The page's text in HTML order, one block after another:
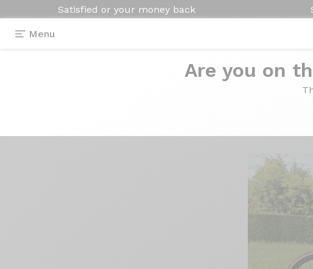
Satisfied or your money back
Menu
Are you on
Kit cadre Fraxion